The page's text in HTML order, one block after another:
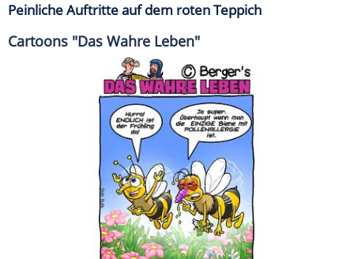
Peinliche Auftritte auf dem roten Teppich
Cartoons "Das Wahre Leben"